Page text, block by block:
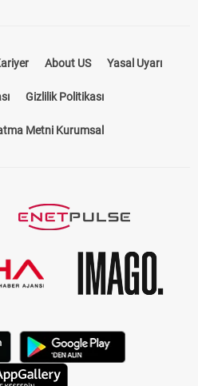
About US Yasal Uyarı
Gizlilik Politikası
Metni Kurumsal